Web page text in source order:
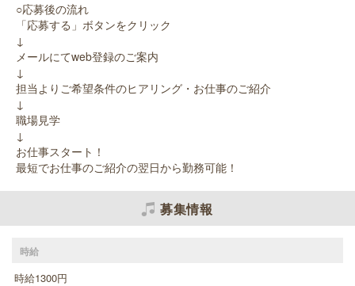
○応募後の流れ
「応募する」ボタンをクリック
↓
メールにてweb登録のご案内
↓
担当よりご希望条件のヒアリング・お仕事のご紹介
↓
職場見学
↓
お仕事スタート！
最短でお仕事のご紹介の翌日から勤務可能！
募集情報
時給
時給1300円